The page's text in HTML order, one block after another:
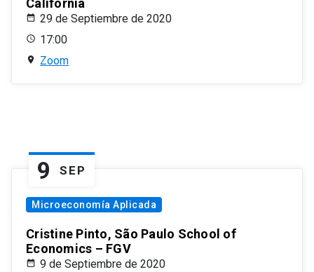
California
29 de Septiembre de 2020
17:00
Zoom
9 SEP
Microeconomía Aplicada
Cristine Pinto, São Paulo School of
Economics – FGV
9 de Septiembre de 2020